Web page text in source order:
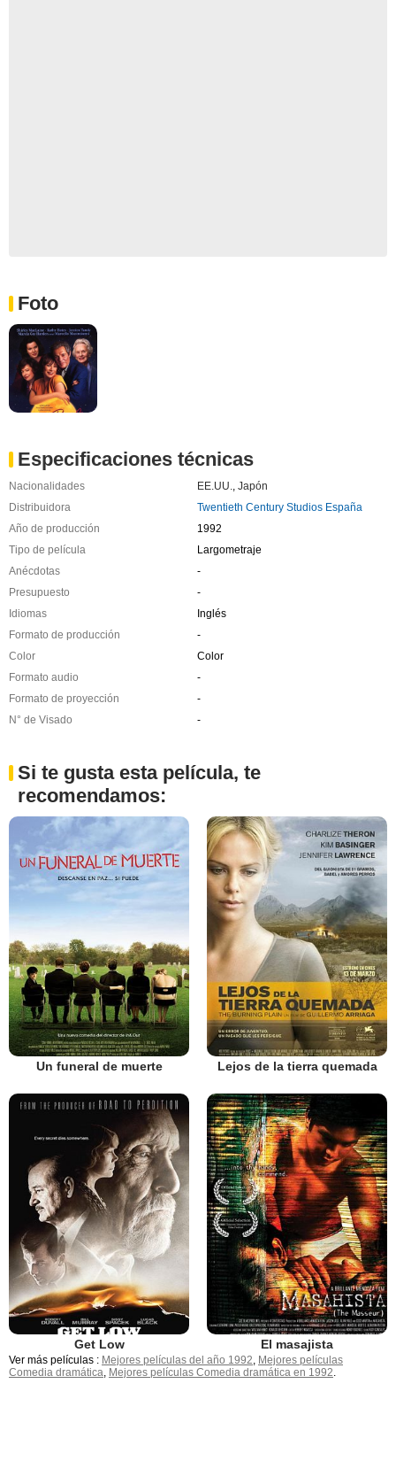
Foto
Especificaciones técnicas
Nacionalidades EE.UU.
Japón
Distribuidora
Twentieth Century Studios España
Año de producción
1992
Tipo de película
Largometraje
Anécdotas
-
Presupuesto
-
Idiomas
Inglés
Formato de producción
-
Color
Color
Formato audio
-
Formato de proyección
-
N° de Visado
-
Si te gusta esta película, te
recomendamos:
Un funeral de muerte Lejos de la tierra quemada
Get Low El masajista
Ver más películas : Mejores películas del año 1992, Mejores películas
Comedia dramática, Mejores películas Comedia dramática en 1992.